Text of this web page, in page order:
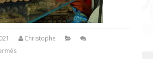
Christophe